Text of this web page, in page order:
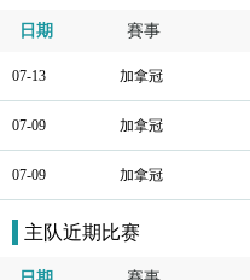
日期 賽事
07-13 加拿冠
07-09 加拿冠
07-09 加拿冠
主队近期比赛